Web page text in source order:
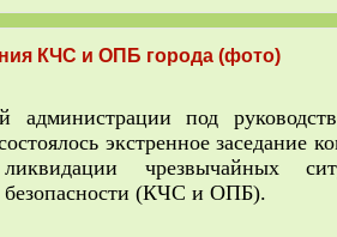
КЧС и ОПБ города (фото)
администрации под
экстренное заседание
чрезвычайных
(КЧС и ОПБ).